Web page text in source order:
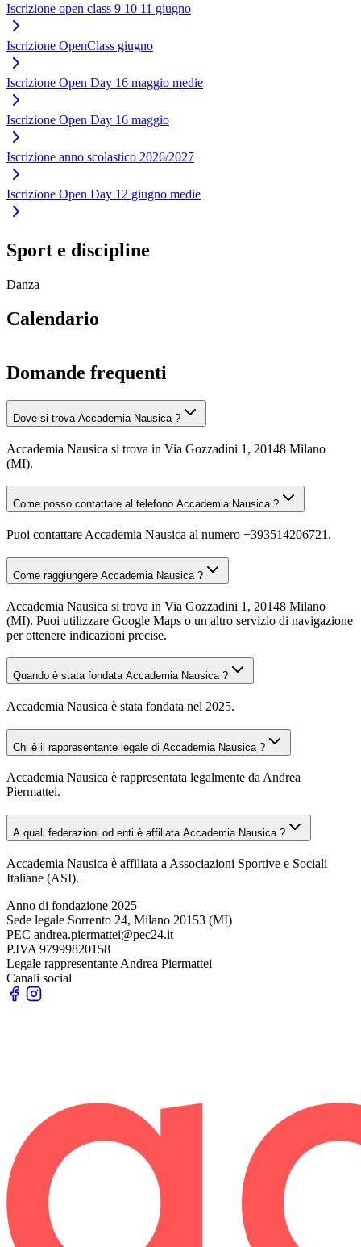
Iscrizione open class 9 10 11 giugno
Iscrizione OpenClass giugno
Iscrizione Open Day 16 maggio medie
Iscrizione Open Day 16 maggio
Iscrizione anno scolastico 2026/2027
Iscrizione Open Day 12 giugno medie
Sport e discipline
Danza
Calendario
Domande frequenti
Dove si trova Accademia Nausica ?
Accademia Nausica si trova in Via Gozzadini 1, 20148 Milano
(MI).
Come posso contattare al telefono Accademia Nausica ?
Puoi contattare Accademia Nausica al numero +393514206721.
Come raggiungere Accademia Nausica ?
Accademia Nausica si trova in Via Gozzadini 1, 20148 Milano
(MI). Puoi utilizzare Google Maps o un altro servizio di navigazione
per ottenere indicazioni precise.
Quando è stata fondata Accademia Nausica ?
Accademia Nausica è stata fondata nel 2025.
Chi è il rappresentante legale di Accademia Nausica ?
Accademia Nausica è rappresentata legalmente da Andrea
Piermattei.
A quali federazioni od enti è affiliata Accademia Nausica ?
Accademia Nausica è affiliata a Associazioni Sportive e Sociali
Italiane (ASI).
Anno di fondazione 2025
Sede legale Sorrento 24, Milano 20153 (MI)
PEC andrea.piermattei@pec24.it
P.IVA 97999820158
Legale rappresentante Andrea Piermattei
Canali social